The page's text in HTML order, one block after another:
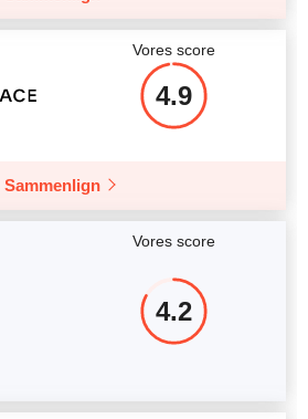
Vores score
4.9
Sammenlign
Vores score
4.2